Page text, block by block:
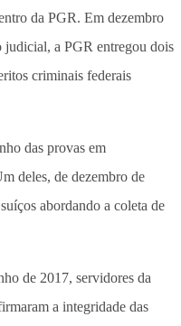
da PGR. Em dezembro
judicial, a PGR entregou dois
criminais federais
das provas em
deles, de dezembro de
abordando a coleta de
de 2017, servidores da
a integridade das